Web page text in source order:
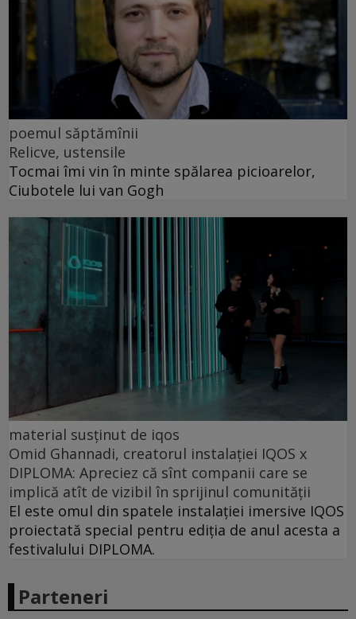
poemul săptămînii
Relicve, ustensile
Tocmai îmi vin în minte spălarea picioarelor,
Ciubotele lui van Gogh
material susținut de iqos
Omid Ghannadi, creatorul instalației IQOS x
DIPLOMA: Apreciez că sînt companii care se
implică atît de vizibil în sprijinul comunității
El este omul din spatele instalației imersive IQOS
proiectată special pentru ediția de anul acesta a
festivalului DIPLOMA.
Parteneri